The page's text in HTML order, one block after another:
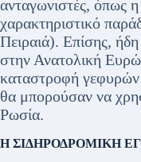
ανταγωνιστές, όπως
χαρακτηριστικό
Πειραιά). Επίσης, ήδη
στην Ανατολική
καταστροφή
θα μπορούσαν να
Ρωσία.
Η ΣΙΔΗΡΟΔΡΟΜΙΚΗ